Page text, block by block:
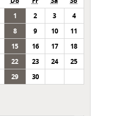
1
2 3
4
8 9 10
11
15 16 17
18
22 23 24
25
29 30